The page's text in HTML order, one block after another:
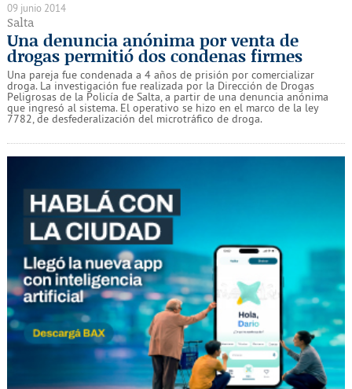
09 junio 2014
Salta
Una denuncia anónima por venta de
drogas permitió dos condenas firmes
Una pareja fue condenada a 4 años de prisión por comercializar
droga. La investigación fue realizada por la Dirección de Drogas
Peligrosas de la Policía de Salta, a partir de una denuncia anónima
que ingresó al sistema. El operativo se hizo en el marco de la ley
7782, de desfederalización del microtráfico de droga.